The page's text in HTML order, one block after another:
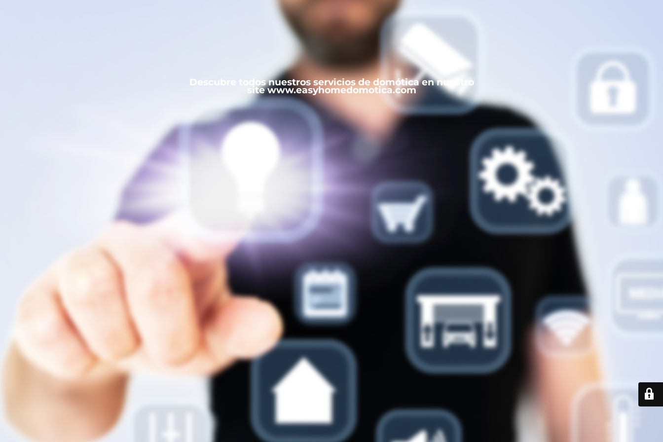
Descubre todos nuestros servicios de domótica en nuestro
site www.easyhomedomotica.com